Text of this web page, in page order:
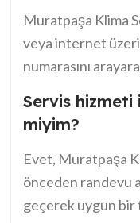
sorunsuz bir
aylarının tadını
bir ortam için
Muratpaşa Klima
veya internet
numarasını
Servis
miyim?
Evet, Muratpaşa
önceden randevu
geçerek uygun bir